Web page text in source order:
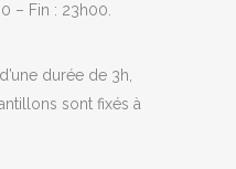
– Fin : 23h00.
durée de 3h,
sont fixés à